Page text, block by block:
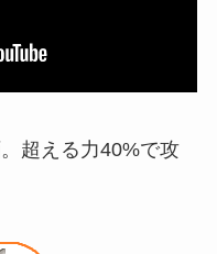
超える力40%で攻